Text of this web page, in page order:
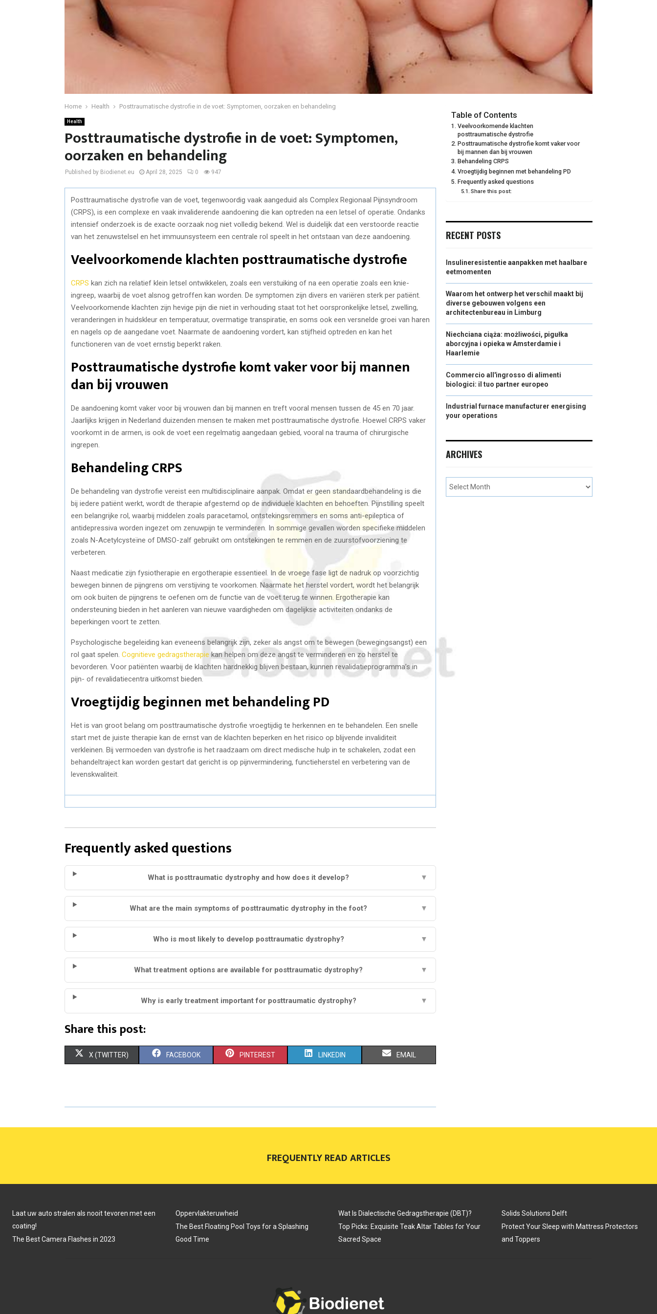
Home Health Posttraumatische dystrofie in de voet: Symptomen, oorzaken en behandeling
Health
Posttraumatische dystrofie in de voet: Symptomen,
oorzaken en behandeling
Published by Biodienet.eu April 28, 2025 0 947
Posttraumatische dystrofie van de voet, tegenwoordig vaak aangeduid als Complex Regionaal Pijnsyndroom
(CRPS), is een complexe en vaak invaliderende aandoening die kan optreden na een letsel of operatie. Ondanks
intensief onderzoek is de exacte oorzaak nog niet volledig bekend. Wel is duidelijk dat een verstoorde reactie
van het zenuwstelsel en het immuunsysteem een centrale rol speelt in het ontstaan van deze aandoening.
Veelvoorkomende klachten posttraumatische dystrofie
CRPS kan zich na relatief klein letsel ontwikkelen, zoals een verstuiking of na een operatie zoals een knie-
ingreep, waarbij de voet alsnog getroffen kan worden. De symptomen zijn divers en variëren sterk per patiënt.
Veelvoorkomende klachten zijn hevige pijn die niet in verhouding staat tot het oorspronkelijke letsel, zwelling,
veranderingen in huidskleur en temperatuur, overmatige transpiratie, en soms ook een versnelde groei van haren
en nagels op de aangedane voet. Naarmate de aandoening vordert, kan stijfheid optreden en kan het
functioneren van de voet ernstig beperkt raken.
Posttraumatische dystrofie komt vaker voor bij mannen
dan bij vrouwen
De aandoening komt vaker voor bij vrouwen dan bij mannen en treft vooral mensen tussen de 45 en 70 jaar.
Jaarlijks krijgen in Nederland duizenden mensen te maken met posttraumatische dystrofie. Hoewel CRPS vaker
voorkomt in de armen, is ook de voet een regelmatig aangedaan gebied, vooral na trauma of chirurgische
ingrepen.
Behandeling CRPS
De behandeling van dystrofie vereist een multidisciplinaire aanpak. Omdat er geen standaardbehandeling is die
bij iedere patiënt werkt, wordt de therapie afgestemd op de individuele klachten en behoeften. Pijnstilling speelt
een belangrijke rol, waarbij middelen zoals paracetamol, ontstekingsremmers en soms anti-epileptica of
antidepressiva worden ingezet om zenuwpijn te verminderen. In sommige gevallen worden specifieke middelen
zoals N-Acetylcysteïne of DMSO-zalf gebruikt om ontstekingen te remmen en de zuurstofvoorziening te
verbeteren.
Naast medicatie zijn fysiotherapie en ergotherapie essentieel. In de vroege fase ligt de nadruk op voorzichtig
bewegen binnen de pijngrens om verstijving te voorkomen. Naarmate het herstel vordert, wordt het belangrijk
om ook buiten de pijngrens te oefenen om de functie van de voet terug te winnen. Ergotherapie kan
ondersteuning bieden in het aanleren van nieuwe vaardigheden om dagelijkse activiteiten ondanks de
beperkingen voort te zetten.
Psychologische begeleiding kan eveneens belangrijk zijn, zeker als angst om te bewegen (bewegingsangst) een
rol gaat spelen. Cognitieve gedragstherapie kan helpen om deze angst te verminderen en zo herstel te
bevorderen. Voor patiënten waarbij de klachten hardnekkig blijven bestaan, kunnen revalidatieprogramma’s in
pijn- of revalidatiecentra uitkomst bieden.
Vroegtijdig beginnen met behandeling PD
Het is van groot belang om posttraumatische dystrofie vroegtijdig te herkennen en te behandelen. Een snelle
start met de juiste therapie kan de ernst van de klachten beperken en het risico op blijvende invaliditeit
verkleinen. Bij vermoeden van dystrofie is het raadzaam om direct medische hulp in te schakelen, zodat een
behandeltraject kan worden gestart dat gericht is op pijnvermindering, functieherstel en verbetering van de
levenskwaliteit.
Frequently asked questions
What is posttraumatic dystrophy and how does it develop? ▼
What are the main symptoms of posttraumatic dystrophy in the foot? ▼
Who is most likely to develop posttraumatic dystrophy? ▼
What treatment options are available for posttraumatic dystrophy? ▼
Why is early treatment important for posttraumatic dystrophy? ▼
Share this post:
S
R
X (TWITTER) S
R
FACEBOOK S
R
PINTEREST S
R
N
LINKEDIN S
R
EMAIL
Table of Contents
Veelvoorkomende klachten
posttraumatische dystrofie
Posttraumatische dystrofie komt vaker voor
bij mannen dan bij vrouwen
Behandeling CRPS
Vroegtijdig beginnen met behandeling PD
Frequently asked questions
Share this post:
RECENT POSTS
Insulineresistentie aanpakken met haalbare
eetmomenten
Waarom het ontwerp het verschil maakt bij
diverse gebouwen volgens een
architectenbureau in Limburg
Niechciana ciąża: możliwości, pigułka
aborcyjna i opieka w Amsterdamie i
Haarlemie
Commercio all'ingrosso di alimenti
biologici: il tuo partner europeo
Industrial furnace manufacturer energising
your operations
ARCHIVES
FREQUENTLY READ ARTICLES
Laat uw auto stralen als nooit tevoren met een
coating!
The Best Camera Flashes in 2023
Oppervlakteruwheid
The Best Floating Pool Toys for a Splashing
Good Time
Wat Is Dialectische Gedragstherapie (DBT)?
Top Picks: Exquisite Teak Altar Tables for Your
Sacred Space
Solids Solutions Delft
Protect Your Sleep with Mattress Protectors
and Toppers